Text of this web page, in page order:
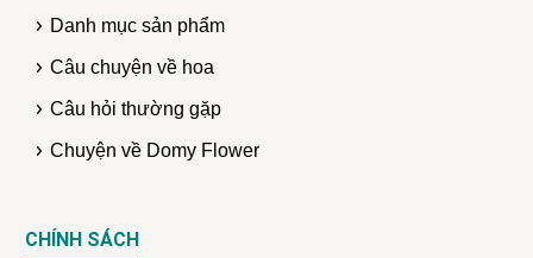
Danh mục sản phẩm
Câu chuyện về hoa
Câu hỏi thường gặp
Chuyện về Domy Flower
CHÍNH SÁCH